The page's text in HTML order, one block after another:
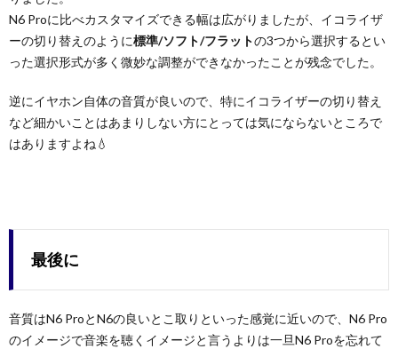
N6 Proに比べカスタマイズできる幅は広がりましたが、イコライザ
ーの切り替えのように標準/ソフト/フラットの3つから選択するとい
った選択形式が多く微妙な調整ができなかったことが残念でした。
逆にイヤホン自体の音質が良いので、特にイコライザーの切り替え
など細かいことはあまりしない方にとっては気にならないところで
はありますよね💧
最後に
音質はN6 ProとN6の良いとこ取りといった感覚に近いので、N6 Pro
のイメージで音楽を聴くイメージと言うよりは一旦N6 Proを忘れて